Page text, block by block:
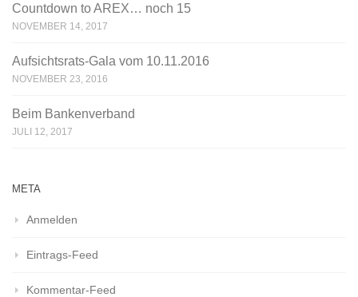
Countdown to AREX… noch 15
NOVEMBER 14, 2017
Aufsichtsrats-Gala vom 10.11.2016
NOVEMBER 23, 2016
Beim Bankenverband
JULI 12, 2017
META
Anmelden
Eintrags-Feed
Kommentar-Feed